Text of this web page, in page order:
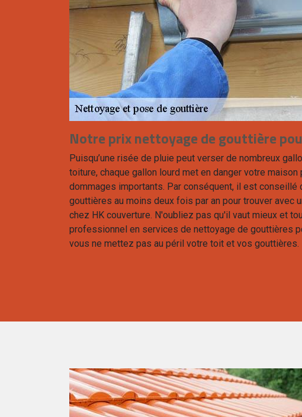
Notre prix nettoyage de gouttière
Puisqu’une risée de pluie peut verser de nombreux
toiture, chaque gallon lourd met en danger votre maison
dommages importants. Par conséquent, il est conseillé
gouttières au moins deux fois par an pour trouver avec
chez HK couverture. N'oubliez pas qu'il vaut mieux et
professionnel en services de nettoyage de gouttières
vous ne mettez pas au péril votre toit et vos gouttières.